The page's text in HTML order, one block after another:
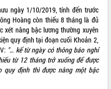
ngày 1/10/2019, tính đến trước
Hoàng còn thiếu 8 tháng là đủ
xét nâng bậc lương thường xuyên
quy định tại đoạn cuối Khoản 2,
"… kể từ ngày có thông báo nghỉ
từ 12 tháng trở xuống để được
quy định thì được nâng một bậc